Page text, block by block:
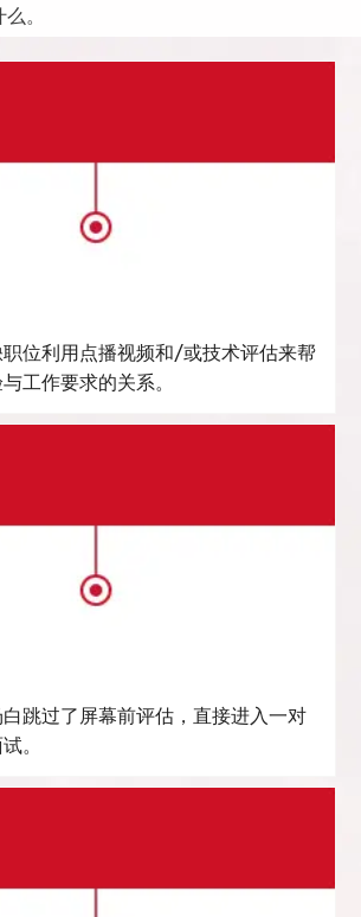
。
位利用点播视频和/或技术评估来帮
工作要求的关系。
跳过了屏幕前评估，直接进入一对
。